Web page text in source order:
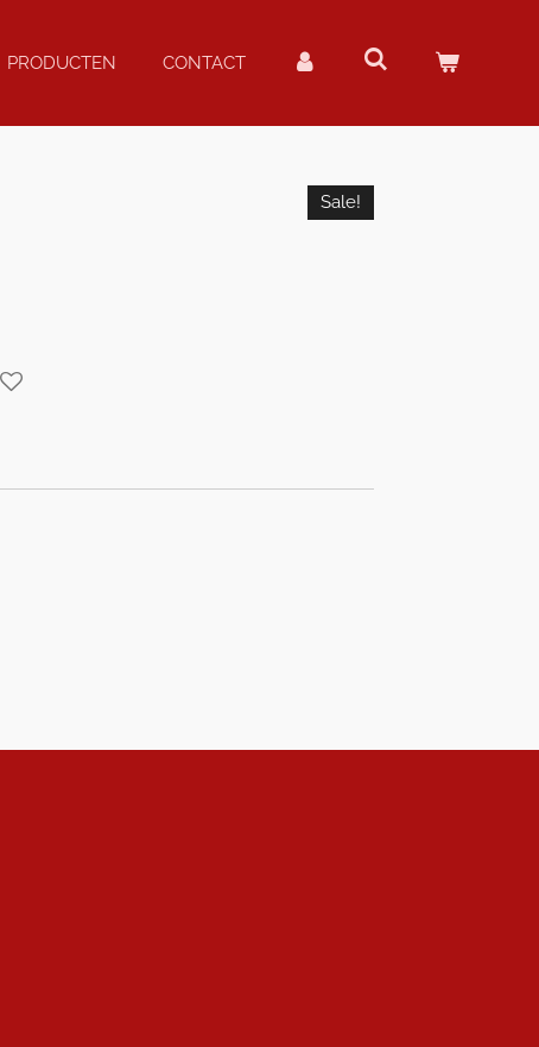
PRODUCTEN CONTACT
Sale!